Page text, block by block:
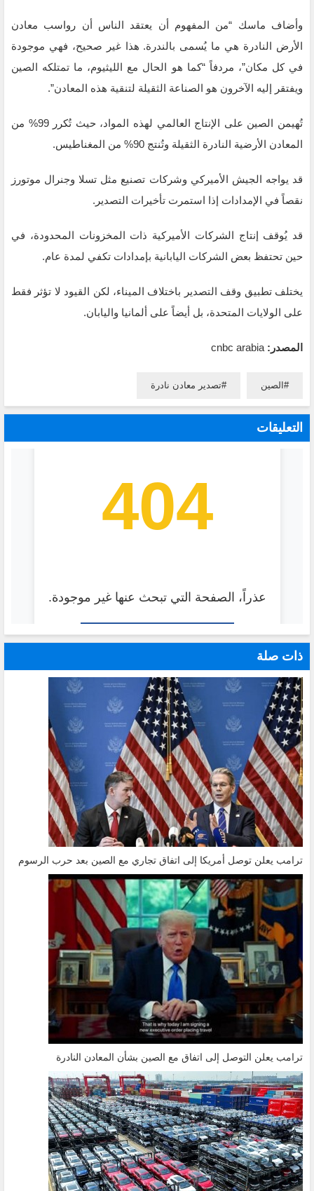
وأضاف ماسك “من المفهوم أن يعتقد الناس أن رواسب معادن
الأرض النادرة هي ما يُسمى بالندرة. هذا غير صحيح، فهي موجودة
في كل مكان”، مردفاً “كما هو الحال مع الليثيوم، ما تمتلكه الصين
ويفتقر إليه الآخرون هو الصناعة الثقيلة لتنقية هذه المعادن”.
تُهيمن الصين على الإنتاج العالمي لهذه المواد، حيث تُكرر 99% من
المعادن الأرضية النادرة الثقيلة وتُنتج 90% من المغناطيس.
قد يواجه الجيش الأميركي وشركات تصنيع مثل تسلا وجنرال موتورز
نقصاً في الإمدادات إذا استمرت تأخيرات التصدير.
قد يُوقف إنتاج الشركات الأميركية ذات المخزونات المحدودة، في
حين تحتفظ بعض الشركات اليابانية بإمدادات تكفي لمدة عام.
يختلف تطبيق وقف التصدير باختلاف الميناء، لكن القيود لا تؤثر فقط
على الولايات المتحدة، بل أيضاً على ألمانيا واليابان.
المصدر: cnbc arabia
الصين تصدير معادن نادرة
التعليقات
ذات صلة
ترامب يعلن توصل أمريكا إلى اتفاق تجاري مع الصين بعد حرب الرسوم
ترامب يعلن التوصل إلى اتفاق مع الصين بشأن المعادن النادرة